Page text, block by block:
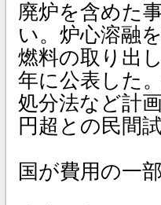
廃炉を含めた
い。炉心溶融
燃料の取り出
年に公表した
処分法など計
円超との民間
国が費用の一